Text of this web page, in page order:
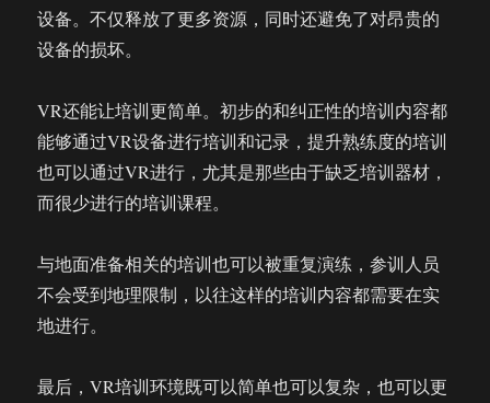
设备。不仅释放了更多资源，同时还避免了对昂贵的
设备的损坏。
VR还能让培训更简单。初步的和纠正性的培训内容都
能够通过VR设备进行培训和记录，提升熟练度的培训
也可以通过VR进行，尤其是那些由于缺乏培训器材，
而很少进行的培训课程。
与地面准备相关的培训也可以被重复演练，参训人员
不会受到地理限制，以往这样的培训内容都需要在实
地进行。
最后，VR培训环境既可以简单也可以复杂，也可以更